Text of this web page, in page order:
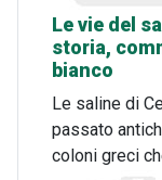
Le vie del
storia,
bianco
Le saline di
passato
coloni greci